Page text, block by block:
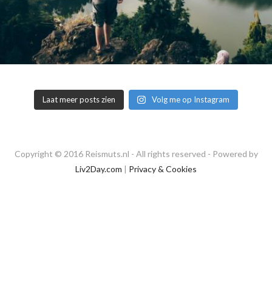
Laat meer posts zien Volg me op Instagram
Copyright © 2016 Reismuts.nl - All rights reserved - Powered by
Liv2Day.com | Privacy & Cookies